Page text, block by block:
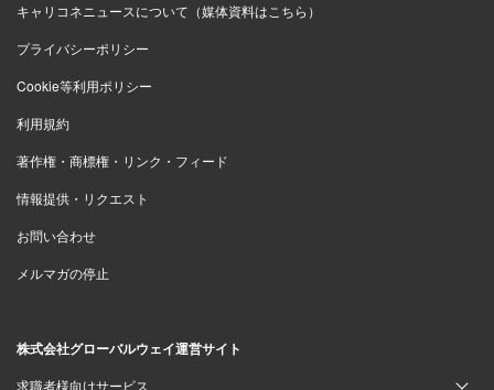
キャリコネニュースについて（媒体資料はこちら）
プライバシーポリシー
Cookie等利用ポリシー
利用規約
著作権・商標権・リンク・フィード
情報提供・リクエスト
お問い合わせ
メルマガの停止
株式会社グローバルウェイ運営サイト
求職者様向けサービス